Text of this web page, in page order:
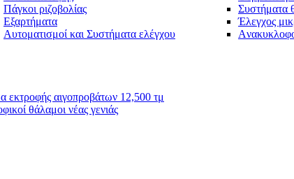
Πάγκοι ριζοβολίας
Εξαρτήματα
Αυτοματισμοί και Συστήματα ελέγχου
Συστήματα
Έλεγχος
εκτροφής αιγοπροβάτων 12,500 τμ
θάλαμοι νέας γενιάς